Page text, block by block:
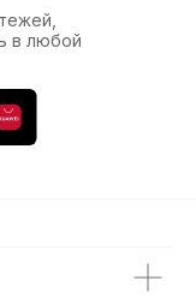
в любой